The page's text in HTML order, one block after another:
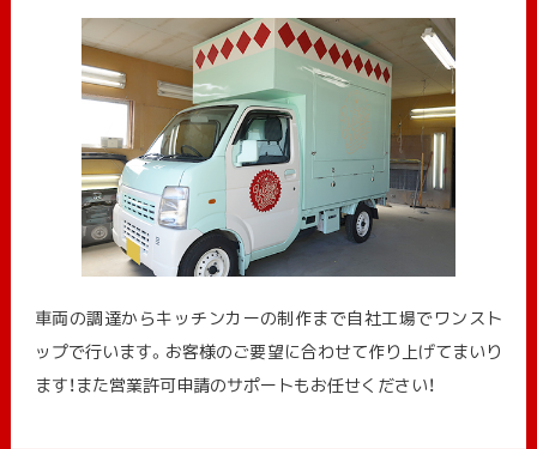
車両の調達からキッチンカーの制作まで自社工場でワンスト
ップで行います。お客様のご要望に合わせて作り上げてまいり
ます！また営業許可申請のサポートもお任せください！